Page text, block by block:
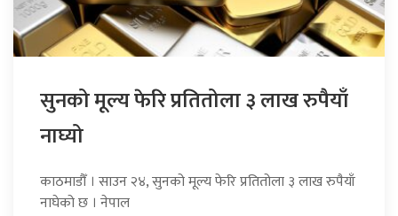
सुनको मूल्य फेरि प्रतितोला ३ लाख रुपैयाँ
नाघ्यो
काठमाडौँ । साउन २४, सुनको मूल्य फेरि प्रतितोला ३ लाख रुपैयाँ
नाघेको छ । नेपाल